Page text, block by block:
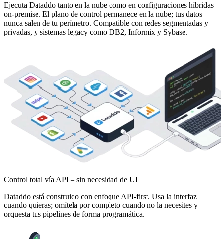
Ejecuta Dataddo tanto en la nube como en configuraciones híbridas
on-premise. El plano de control permanece en la nube; tus datos
nunca salen de tu perímetro. Compatible con redes segmentadas y
privadas, y sistemas legacy como DB2, Informix y Sybase.
Control total vía API – sin necesidad de UI
Dataddo está construido con enfoque API-first. Usa la interfaz
cuando quieras; omítela por completo cuando no la necesites y
orquesta tus pipelines de forma programática.